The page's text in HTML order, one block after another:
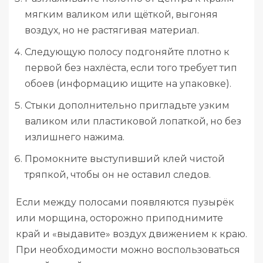
мягким валиком или щёткой, выгоняя
воздух, но не растягивая материал.
Следующую полосу подгоняйте плотно к
первой без нахлёста, если того требует тип
обоев (информацию ищите на упаковке).
Стыки дополнительно пригладьте узким
валиком или пластиковой лопаткой, но без
излишнего нажима.
Промокните выступивший клей чистой
тряпкой, чтобы он не оставил следов.
Если между полосами появляются пузырёк
или морщина, осторожно приподнимите
край и «выдавите» воздух движением к краю.
При необходимости можно воспользоваться